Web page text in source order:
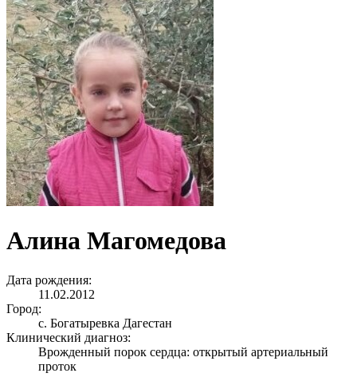
Алина Магомедова
Дата рождения:
11.02.2012
Город:
с. Богатыревка Дагестан
Клинический диагноз:
Врожденный порок сердца: открытый артериальный
проток